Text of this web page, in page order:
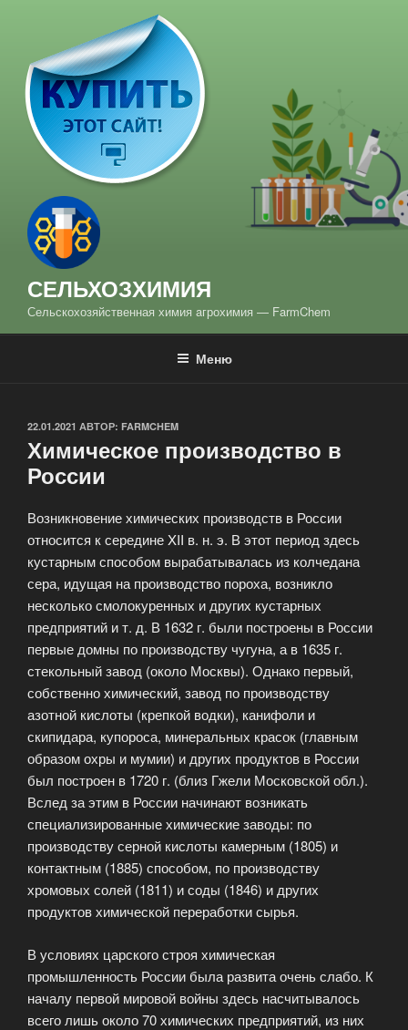
содержимому
СЕЛЬХОЗХИМИЯ
Сельскохозяйственная химия aгрохимия — FarmChem
Меню
ОПУБЛИКОВАНО
22.01.2021 АВТОР: FARMCHEM
Химическое производство в
России
Возникновение химических производств в России
относится к середине XII в. н. э. В этот период здесь
кустарным способом вырабатывалась из колчедана
сера, идущая на производство пороха, возникло
несколько смолокуренных и других кустарных
предприятий и т. д. В 1632 г. были построены в России
первые домны по производству чугуна, а в 1635 г.
стекольный завод (около Москвы). Однако первый,
собственно химический, завод по производству
азотной кислоты (крепкой водки), канифоли и
скипидара, купороса, минеральных красок (главным
образом охры и мумии) и других продуктов в России
был построен в 1720 г. (близ Гжели Московской обл.).
Вслед за этим в России начинают возникать
специализированные химические заводы: по
производству серной кислоты камерным (1805) и
контактным (1885) способом, по производству
хромовых солей (1811) и соды (1846) и других
продуктов химической переработки сырья.
В условиях царского строя химическая
промышленность России была развита очень слабо. К
началу первой мировой войны здесь насчитывалось
всего лишь около 70 химических предприятий, из них